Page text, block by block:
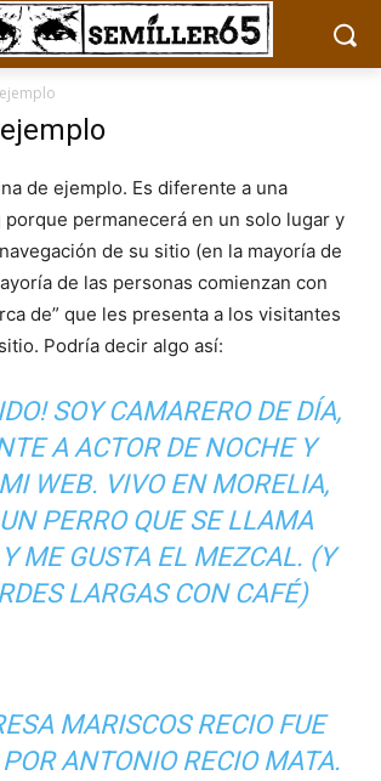
de ejemplo. Es diferente a una
permanecerá en un solo lugar y
de su sitio (en la mayoría de
de las personas comienzan con
de” que les presenta a los visitantes
Podría decir algo así:
SOY CAMARERO DE DÍA,
A ACTOR DE NOCHE Y
WEB. VIVO EN MORELIA,
PERRO QUE SE LLAMA
ME GUSTA EL MEZCAL. (Y
LARGAS CON CAFÉ)
MARISCOS RECIO FUE
ANTONIO RECIO MATA.